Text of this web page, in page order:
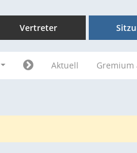
Vertreter
Aktuell Gremium